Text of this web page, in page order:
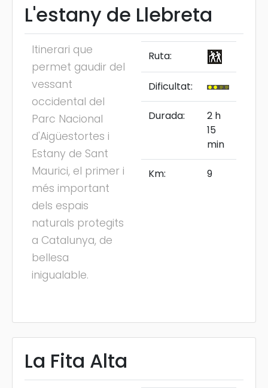
L'estany de Llebreta
Itinerari que
permet gaudir del
vessant
occidental del
Parc Nacional
d'Aigüestortes i
Estany de Sant
Maurici, el primer i
més important
dels espais
naturals protegits
a Catalunya, de
bellesa
inigualable.
Ruta:
Dificultat:
Durada:
2 h
15
min
Km: 9
La Fita Alta